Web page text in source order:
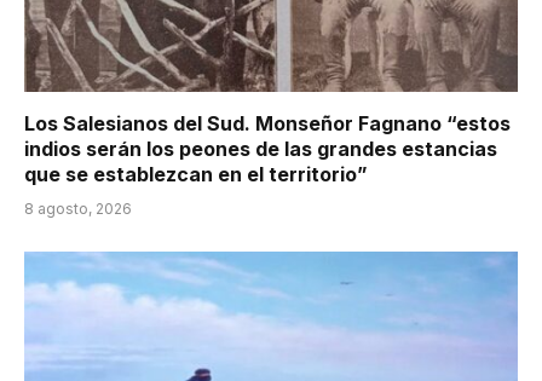
Los Salesianos del Sud. Monseñor Fagnano “estos
indios serán los peones de las grandes estancias
que se establezcan en el territorio”
8 agosto, 2026